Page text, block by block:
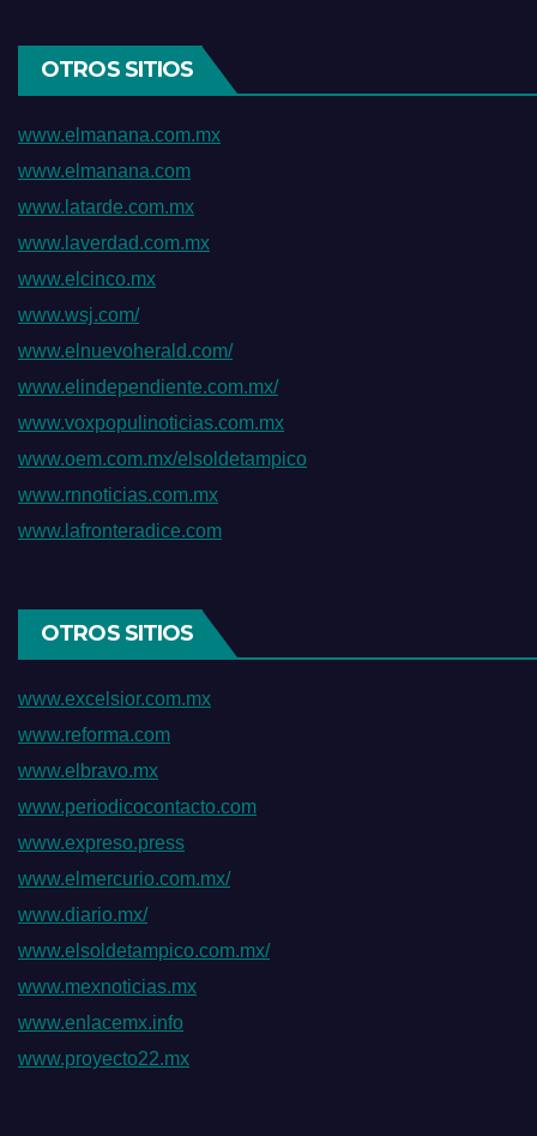
OTROS SITIOS
www.elmanana.com.mx
www.elmanana.com
www.latarde.com.mx
www.laverdad.com.mx
www.elcinco.mx
www.wsj.com/
www.elnuevoherald.com/
www.elindependiente.com.mx/
www.voxpopulinoticias.com.mx
www.oem.com.mx/elsoldetampico
www.rnnoticias.com.mx
www.lafronteradice.com
OTROS SITIOS
www.excelsior.com.mx
www.reforma.com
www.elbravo.mx
www.periodicocontacto.com
www.expreso.press
www.elmercurio.com.mx/
www.diario.mx/
www.elsoldetampico.com.mx/
www.mexnoticias.mx
www.enlacemx.info
www.proyecto22.mx